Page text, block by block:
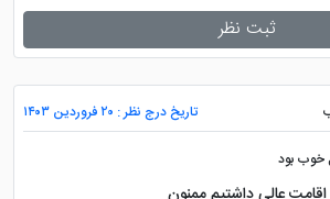
شده تا موقعیت مکانی عالی داشته
این هتل تا فرودگاه بین المللی دبی
ضمن اینکه مرکز خرید دیره و مرکز خرید
هتل دیدنی نزدیک می باشند.
تراز با این هتل که در نزدیکی مراکز
ثبت نظر
تاریخ درج نظر : ۲۰ فروردین ۱۴۰۳
بود